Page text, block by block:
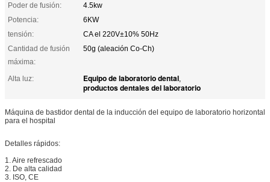
Poder de fusión:
4.5kw
Potencia:
6KW
tensión:
CA el 220V±10% 50Hz
Cantidad de fusión
máxima:
50g (aleación Co-Ch)
Alta luz: Equipo de laboratorio dental,
productos dentales del laboratorio
Máquina de bastidor dental de la inducción del equipo de laboratorio horizontal
para el hospital
Detalles rápidos:
1. Aire refrescado
2. De alta calidad
3. ISO, CE